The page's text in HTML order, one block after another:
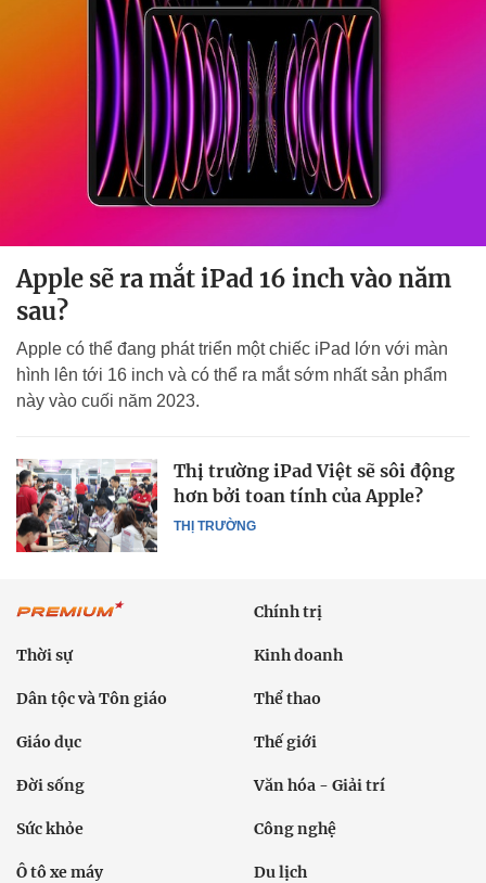
Apple sẽ ra mắt iPad 16 inch vào năm
sau?
Apple có thể đang phát triển một chiếc iPad lớn với màn
hình lên tới 16 inch và có thể ra mắt sớm nhất sản phẩm
này vào cuối năm 2023.
THỊ TRƯỜNG
Thị trường iPad Việt sẽ sôi động
hơn bởi toan tính của Apple?
Chính trị
Thời sự Kinh doanh
Dân tộc và Tôn giáo Thể thao
Giáo dục Thế giới
Đời sống Văn hóa - Giải trí
Sức khỏe Công nghệ
Ô tô xe máy Du lịch